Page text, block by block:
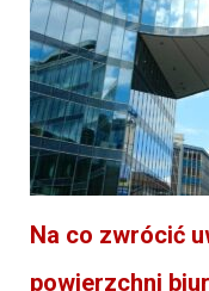
Na co zwrócić
powierzchni